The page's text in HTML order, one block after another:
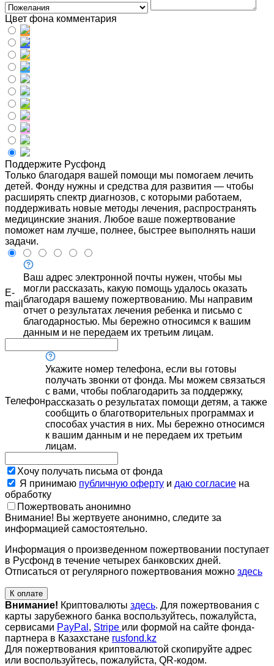
Цвет фона комментария
Поддержите Русфонд
Только благодаря вашей помощи мы помогаем лечить
детей. Фонду нужны и средства для развития — чтобы
расширять спектр диагнозов, с которыми работаем,
поддерживать новые методы лечения, распространять
медицинские знания. Любое ваше пожертвование
поможет нам лучше, полнее, быстрее выполнять наши
задачи.
E-
mail
Ваш адрес электронной почты нужен, чтобы мы
могли рассказать, какую помощь удалось оказать
благодаря вашему пожертвованию. Мы направим
отчет о результатах лечения ребенка и письмо с
благодарностью. Мы бережно относимся к вашим
данным и не передаем их третьим лицам.
Телефон
Укажите номер телефона, если вы готовы
получать звонки от фонда. Мы можем связаться
с вами, чтобы поблагодарить за поддержку,
рассказать о результатах помощи детям, а также
сообщить о благотворительных программах и
способах участия в них. Мы бережно относимся
к вашим данным и не передаем их третьим
лицам.
Хочу получать письма от фонда
Я принимаю публичную оферту и даю согласие на
обработку
Пожертвовать анонимно
Внимание! Вы жертвуете анонимно, следите за
информацией самостоятельно.
Информация о произведенном пожертвовании поступает
в Русфонд в течение четырех банковских дней.
Отписаться от регулярного пожертвования можно здесь
К оплате
Внимание! Криптовалюты здесь. Для пожертвования с
карты зарубежного банка воспользуйтесь, пожалуйста,
сервисами PayPal , Stripe или формой на сайте фонда-
партнера в Казахстане rusfond.kz
Для пожертвования криптовалютой скопируйте адрес
или воспользуйтесь, пожалуйста, QR-кодом.